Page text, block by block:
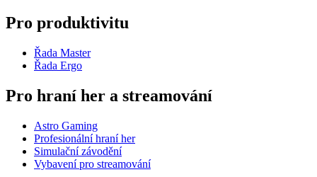
Pro produktivitu
Řada Master
Řada Ergo
Pro hraní her a streamování
Astro Gaming
Profesionální hraní her
Simulační závodění
Vybavení pro streamování